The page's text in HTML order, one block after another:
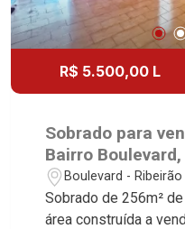
R$ 5.500,00 L
Sobrado para
Bairro
Independência -
Boulevard -
Sobrado de 256m²
área construída a